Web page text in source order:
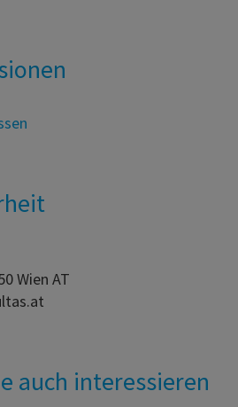
Wien AT
auch interessieren